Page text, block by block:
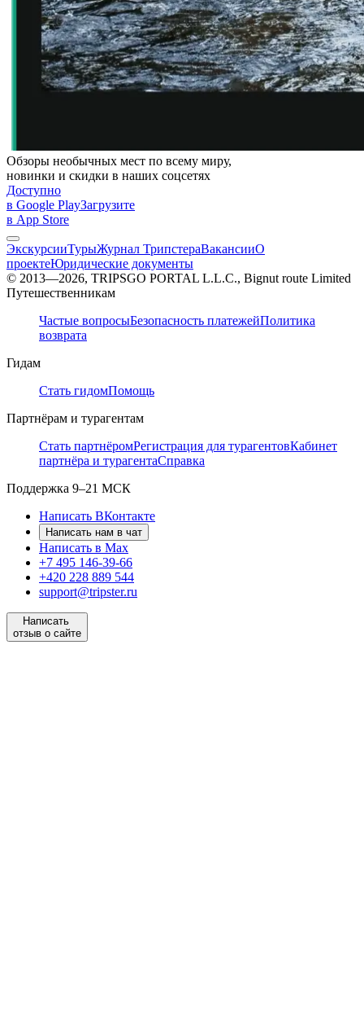
Обзоры необычных мест по всему миру,
новинки и скидки в наших соцсетях
Доступно
в Google PlayЗагрузите
в App Store
ЭкскурсииТурыЖурнал ТрипстераВакансииО
проектеЮридические документы
© 2013—2026, TRIPSGO PORTAL L.L.C., Bignut route Limited
Путешественникам
Частые вопросыБезопасность платежейПолитика
возврата
Гидам
Стать гидомПомощь
Партнёрам и турагентам
Стать партнёромРегистрация для турагентовКабинет
партнёра и турагентаСправка
Поддержка 9–21 МСК
Написать ВКонтакте
Написать нам в чат
Написать в Max
+7 495 146-39-66
+420 228 889 544
support@tripster.ru
Написать
отзыв о сайте